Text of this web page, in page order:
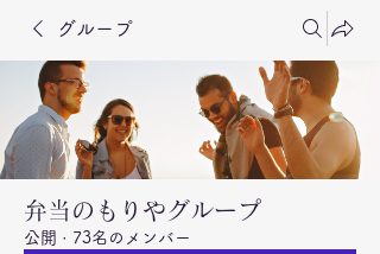
グループ
弁当のもりやグループ
公開 · 73名のメンバー